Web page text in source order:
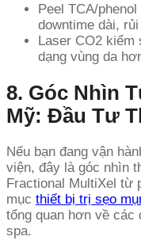
Peel TCA/
downtime dài,
Laser CO2 kiểm
dạng vùng da
8. Góc Nhìn
Mỹ: Đầu Tư
Nếu bạn đang vận
viện, đây là góc nhìn
Fractional MultiXel từ
mục thiết bị trị sẹo
tổng quan hơn về các
spa.